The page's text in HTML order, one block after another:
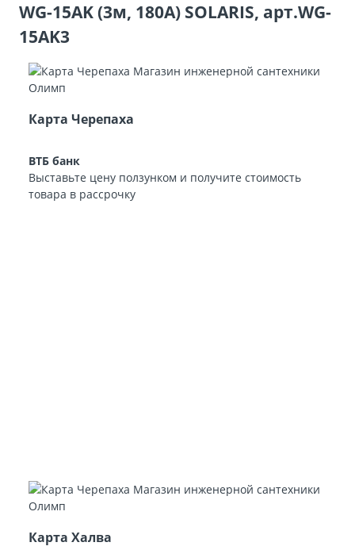
WG-15AK (3м, 180А) SOLARIS, арт.WG-
15AK3
Карта Черепаха
ВТБ банк
Выставьте цену ползунком и получите стоимость
товара в рассрочку
Карта Халва